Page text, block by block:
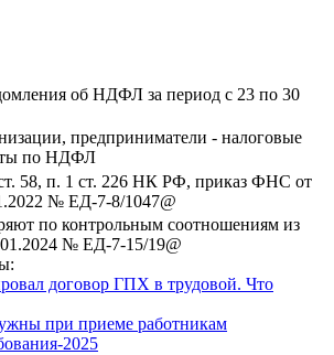
об НДФЛ за период с 23 по 30
предприниматели - налоговые
по НДФЛ
58, п. 1 ст. 226 НК РФ, приказ ФНС от
№ ЕД-7-8/1047@
по контрольным соотношениям из
№ ЕД-7-15/19@
договор ГПХ в трудовой. Что
при приеме работникам
2025